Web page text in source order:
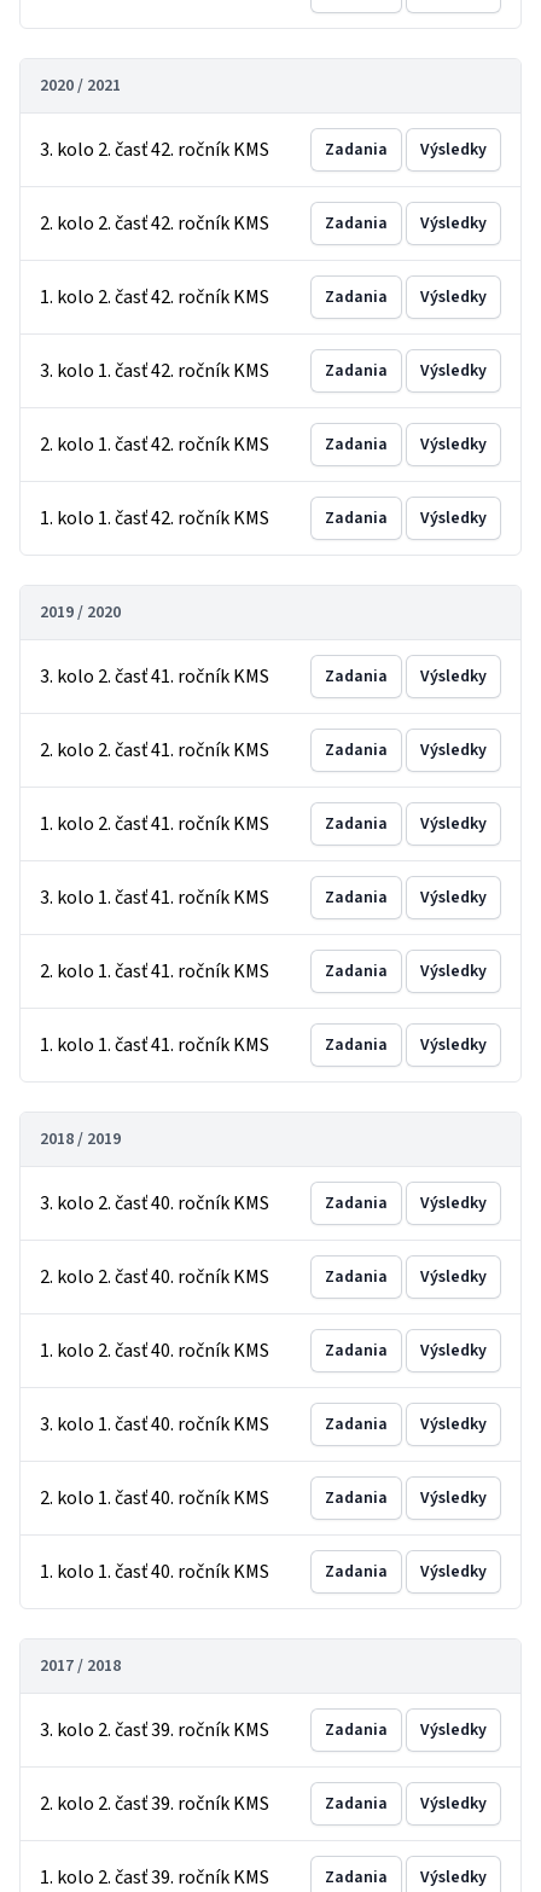
2020 / 2021
3. kolo 2. časť 42. ročník KMS Zadania Výsledky
2. kolo 2. časť 42. ročník KMS Zadania Výsledky
1. kolo 2. časť 42. ročník KMS Zadania Výsledky
3. kolo 1. časť 42. ročník KMS Zadania Výsledky
2. kolo 1. časť 42. ročník KMS Zadania Výsledky
1. kolo 1. časť 42. ročník KMS Zadania Výsledky
2019 / 2020
3. kolo 2. časť 41. ročník KMS Zadania Výsledky
2. kolo 2. časť 41. ročník KMS Zadania Výsledky
1. kolo 2. časť 41. ročník KMS Zadania Výsledky
3. kolo 1. časť 41. ročník KMS Zadania Výsledky
2. kolo 1. časť 41. ročník KMS Zadania Výsledky
1. kolo 1. časť 41. ročník KMS Zadania Výsledky
2018 / 2019
3. kolo 2. časť 40. ročník KMS Zadania Výsledky
2. kolo 2. časť 40. ročník KMS Zadania Výsledky
1. kolo 2. časť 40. ročník KMS Zadania Výsledky
3. kolo 1. časť 40. ročník KMS Zadania Výsledky
2. kolo 1. časť 40. ročník KMS Zadania Výsledky
1. kolo 1. časť 40. ročník KMS Zadania Výsledky
2017 / 2018
3. kolo 2. časť 39. ročník KMS Zadania Výsledky
2. kolo 2. časť 39. ročník KMS Zadania Výsledky
1. kolo 2. časť 39. ročník KMS Zadania Výsledky